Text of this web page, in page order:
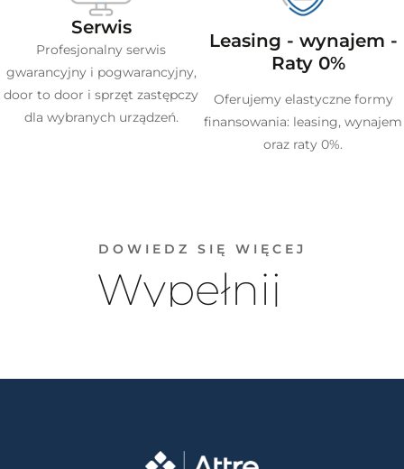
Serwis
Profesjonalny serwis
gwarancyjny i pogwarancyjny,
door to door i sprzęt zastępczy
dla wybranych urządzeń.
Leasing - wynajem -
Raty 0%
Oferujemy elastyczne formy
finansowania: leasing, wynajem
oraz raty 0%.
DOWIEDZ SIĘ WIĘCEJ
Wypełnij